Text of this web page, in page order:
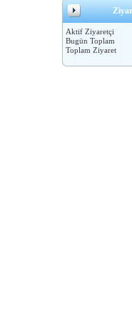
Aktif Ziyaretçi
Bugün Toplam
Toplam Ziyaret